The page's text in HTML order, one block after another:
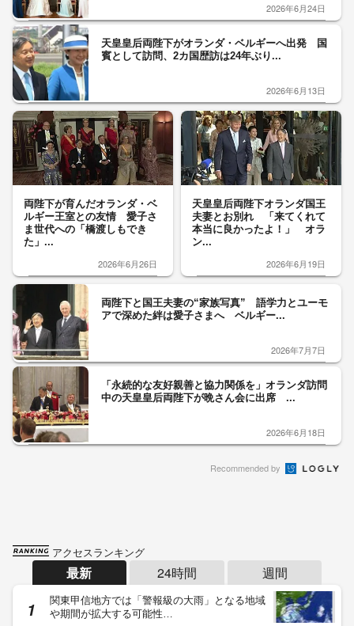
2026年6月24日
天皇皇后両陛下がオランダ・ベルギーへ出発 国
賓として訪問、2カ国歴訪は24年ぶり...
2026年6月13日
両陛下が育んだオランダ・ベ
ルギー王室との友情 愛子さ
ま世代への「橋渡しもでき
た」...
2026年6月26日
天皇皇后両陛下オランダ国王
夫妻とお別れ 「来てくれて
本当に良かったよ！」 オラ
ン...
2026年6月19日
両陛下と国王夫妻の“家族写真” 語学力とユーモ
アで深めた絆は愛子さまへ ベルギー...
2026年7月7日
「永続的な友好親善と協力関係を」オランダ訪問
中の天皇皇后両陛下が晩さん会に出席 ...
2026年6月18日
Recommended by
アクセスランキング
最新 24時間 週間
関東甲信地方では「警報級の大雨」となる地域
や期間が拡大する可能性…